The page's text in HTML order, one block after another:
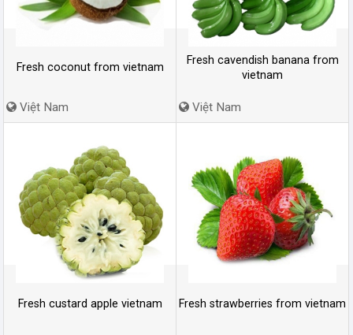
Fresh coconut from vietnam
Việt Nam
Fresh cavendish banana from
vietnam
Việt Nam
Fresh custard apple vietnam Fresh strawberries from vietnam